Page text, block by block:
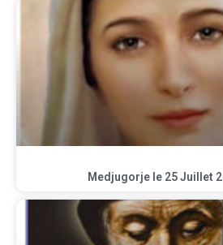
Medjugorje le 25 Juillet